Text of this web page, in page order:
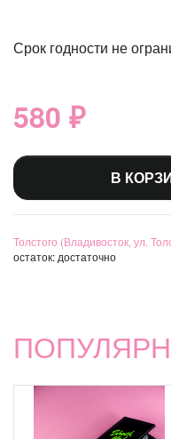
Срок годности не
580 ₽
В
Толстого (Владивосток, ул.
остаток: достаточно